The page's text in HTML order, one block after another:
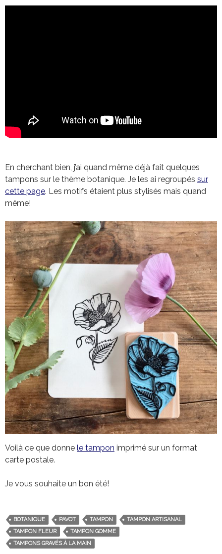
En cherchant bien, j’ai quand même déjà fait quelques
tampons sur le thème botanique. Je les ai regroupés sur
cette page. Les motifs étaient plus stylisés mais quand
même!
Voilà ce que donne le tampon imprimé sur un format
carte postale.
Je vous souhaite un bon été!
BOTANIQUE PAVOT TAMPON
TAMPON ARTISANAL
TAMPON FLEUR
TAMPON GOMME
TAMPONS GRAVÉS À LA MAIN